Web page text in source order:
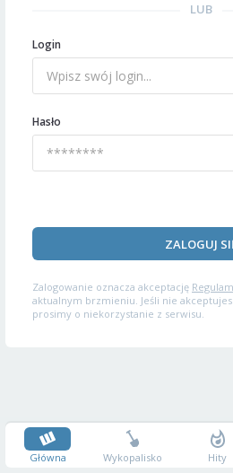
LUB
Login
Hasło
ZALOGUJ
Zalogowanie oznacza akceptację
aktualnym brzmieniu. Jeśli nie
prosimy o niekorzystanie z serwisu.
Główna Wykopalisko Hity